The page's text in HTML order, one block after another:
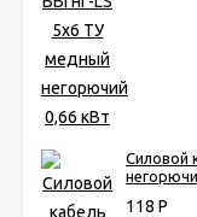
Силовой
118 Р